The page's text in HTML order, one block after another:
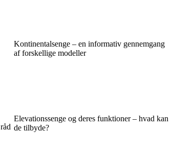
Kontinentalsenge – en informativ gennemgang
af forskellige modeller
Elevationssenge og deres funktioner – hvad kan
de tilbyde?